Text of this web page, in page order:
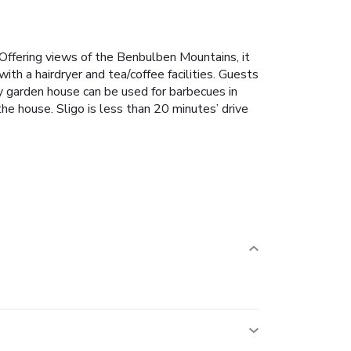
views of the Benbulben Mountains, it
a hairdryer and tea/coffee facilities. Guests
house can be used for barbecues in
house. Sligo is less than 20 minutes’ drive